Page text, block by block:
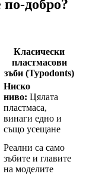
добро?
Класически
пластмасови
зъби (Typodonts)
Ниско
ниво: Цялата
пластмаса,
винаги едно и
също усещане
Реални са само
зъбите и главите
на моделите